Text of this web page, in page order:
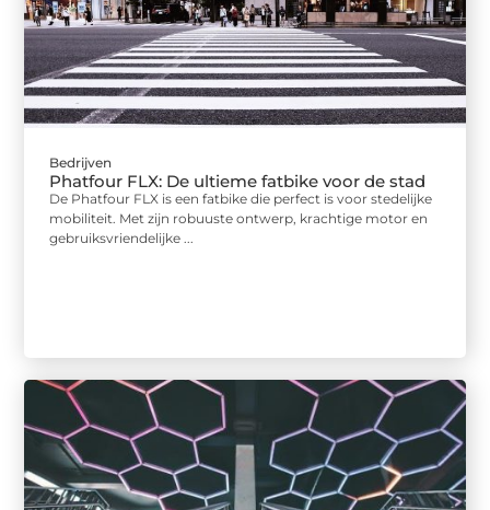
Bedrijven
Phatfour FLX: De ultieme fatbike voor de stad
De Phatfour FLX is een fatbike die perfect is voor stedelijke
mobiliteit. Met zijn robuuste ontwerp, krachtige motor en
gebruiksvriendelijke ...